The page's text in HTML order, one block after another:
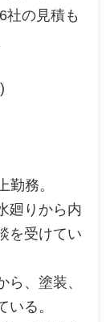
社の見積も
勤務。
廻りから内
を受けてい
ら、塗装、
る。